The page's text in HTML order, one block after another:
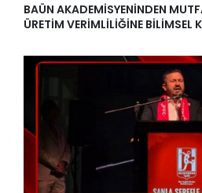
BAÜN AKADEMİSYENİNDEN
ÜRETİM VERİMLİLİĞİNE BİLİMSEL